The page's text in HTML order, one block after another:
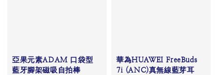
亞果元素ADAM 口袋型
藍牙腳架磁吸自拍棒
華為HUAWEI FreeBuds
7i (ANC)真無線藍芽耳